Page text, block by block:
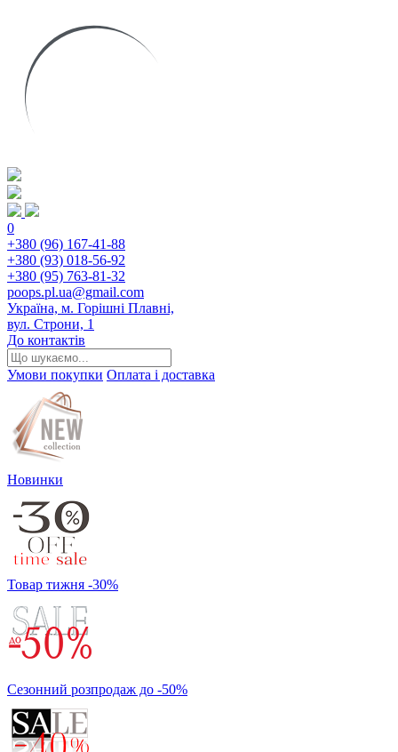
0
+380 (96) 167-41-88
+380 (93) 018-56-92
+380 (95) 763-81-32
poops.pl.ua@gmail.com
Україна, м. Горішні Плавні,
вул. Строни, 1
До контактів
Умови покупки Оплата і доставка
Новинки
Товар тижня -30%
Сезонний розпродаж до -50%